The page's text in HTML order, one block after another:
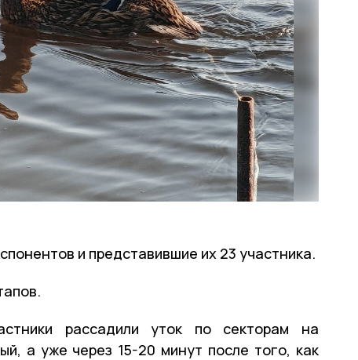
и представившие их 23 участника.
рассадили уток по секторам на
а уже через 15-20 минут после того, как